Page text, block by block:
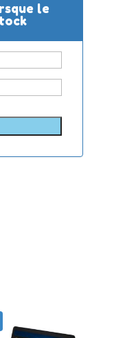
le